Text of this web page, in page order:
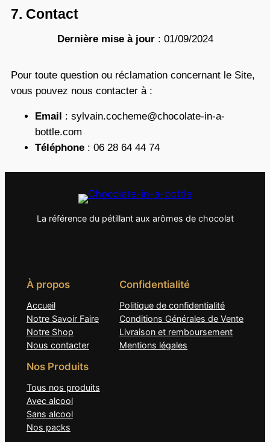
7. Contact
Dernière mise à jour: 01/09/2024
Pour toute question ou réclamation concernant le Site,
vous pouvez nous contacter à :
Email
: sylvain.cocheme@chocolate-in-a-
bottle.com
Téléphone : 06 28 64 44 74
La référence du pétillant aux arômes de chocolat
À propos
Accueil
Notre Savoir Faire
Notre Shop
Nous contacter
Confidentialité
Politique de confidentialité
Conditions Générales de Vente
Livraison et remboursement
Mentions légales
Nos Produits
Tous nos produits
Avec alcool
Sans alcool
Nos packs